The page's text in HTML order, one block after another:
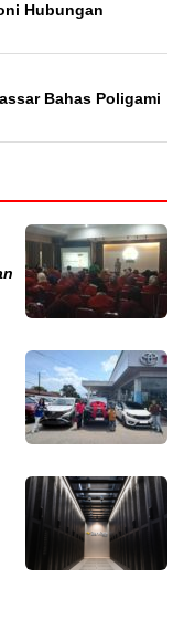
Hubungan
Bahas Poligami